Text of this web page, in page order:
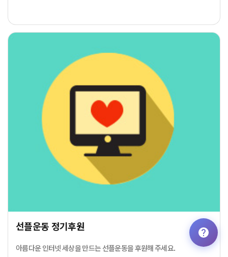
선플운동 정기후원
아름다운 인터넷 세상을 만드는 선플운동을 후원해 주세요.